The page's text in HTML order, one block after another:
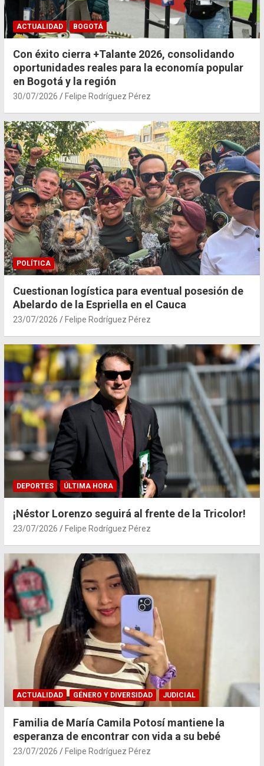
ACTUALIDAD BOGOTÁ
Con éxito cierra +Talante 2026, consolidando
oportunidades reales para la economía popular
en Bogotá y la región
30/07/2026 Felipe Rodríguez Pérez
POLÍTICA
Cuestionan logística para eventual posesión de
Abelardo de la Espriella en el Cauca
23/07/2026 Felipe Rodríguez Pérez
DEPORTES ÚLTIMA HORA
¡Néstor Lorenzo seguirá al frente de la Tricolor!
23/07/2026 Felipe Rodríguez Pérez
ACTUALIDAD GÉNERO Y DIVERSIDAD JUDICIAL
Familia de María Camila Potosí mantiene la
esperanza de encontrar con vida a su bebé
23/07/2026 Felipe Rodríguez Pérez